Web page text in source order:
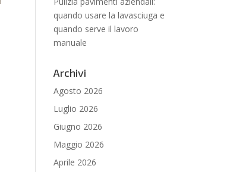
quando usare la lavasciuga e
quando serve il lavoro
manuale
Archivi
Agosto 2026
Luglio 2026
Giugno 2026
Maggio 2026
Aprile 2026